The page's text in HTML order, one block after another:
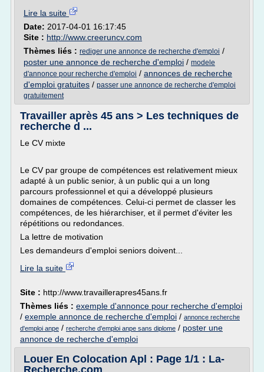
Lire la suite
Date: 2017-04-01 16:17:45
Site : http://www.creeruncv.com
Thèmes liés : rediger une annonce de recherche d'emploi /
poster une annonce de recherche d'emploi / modele
d'annonce pour recherche d'emploi / annonces de recherche
d'emploi gratuites / passer une annonce de recherche d'emploi
gratuitement
Travailler après 45 ans > Les techniques de
recherche d ...
Le CV mixte
Le CV par groupe de compétences est relativement mieux
adapté à un public senior, à un public qui a un long
parcours professionnel et qui a développé plusieurs
domaines de compétences. Celui-ci permet de classer les
compétences, de les hiérarchiser, et il permet d'éviter les
répétitions ou redondances.
La lettre de motivation
Les demandeurs d'emploi seniors doivent...
Lire la suite
Site : http://www.travaillerapres45ans.fr
Thèmes liés : exemple d'annonce pour recherche d'emploi
/ exemple annonce de recherche d'emploi / annonce recherche
d'emploi anpe / recherche d'emploi anpe sans diplome / poster une
annonce de recherche d'emploi
Louer En Colocation Apl : Page 1/1 : La-
Recherche.com